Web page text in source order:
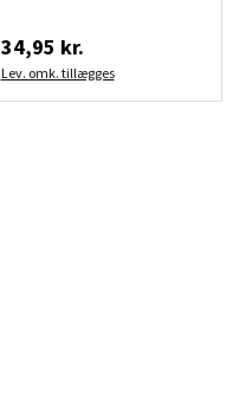
34,95 kr.
Lev. omk. tillægges